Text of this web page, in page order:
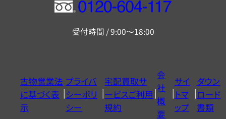
フ
ー
ヤ
ル
0120604117
受付時間 / 9:00～18:00
古物営業法
に基づく表
示
プライバ
シーポリ
シー
宅配買取サ
ービスご利用
規約
会
社
概
要
サイ
トマ
ップ
ダウン
ロード
書類